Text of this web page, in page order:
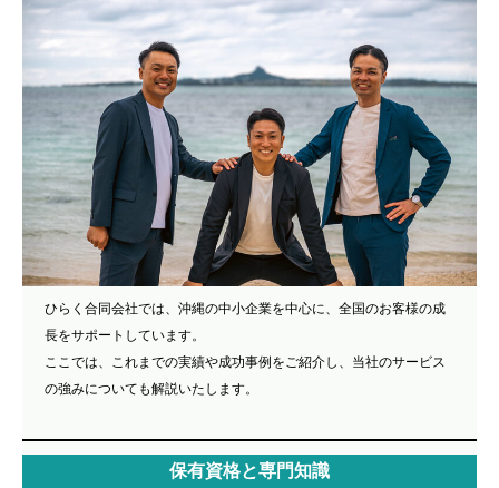
ひらく合同会社では、沖縄の中小企業を中心に、全国のお客様の成
長をサポートしています。
ここでは、これまでの実績や成功事例をご紹介し、当社のサービス
の強みについても解説いたします。
保有資格と専門知識